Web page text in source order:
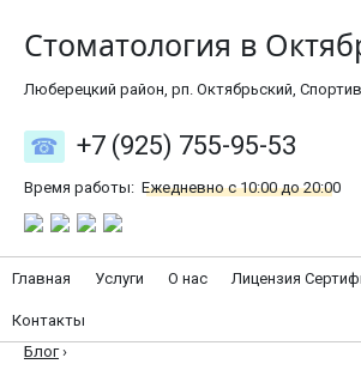
Стоматология в
Люберецкий район, рп. Октябрьский,
+7 (925) 755-95-53
Время работы: Ежедневно с 10:00 до 20:00
Главная Услуги О нас Лицензия
Контакты
Блог ›